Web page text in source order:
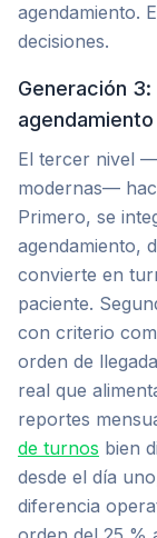
agendamiento.
decisiones.
Generación
El tercer nivel
modernas—
Primero, se
agendamiento,
convierte en
paciente.
con criterio
orden de
real que
reportes
de turnos bien
desde el día
diferencia